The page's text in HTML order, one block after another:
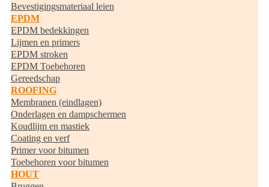
Bevestigingsmateriaal leien
EPDM
EPDM bedekkingen
Lijmen en primers
EPDM stroken
EPDM Toebehoren
Gereedschap
ROOFING
Membranen (eindlagen)
Onderlagen en dampschermen
Koudlijm en mastiek
Coating en verf
Primer voor bitumen
Toebehoren voor bitumen
HOUT